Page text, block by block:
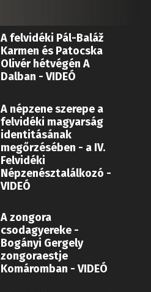
A felvidéki Pál-Baláž
Karmen és Patocska
Olivér hétvégén A
Dalban - VIDEÓ
A népzene szerepe a
felvidéki magyarság
identitásának
megőrzésében - a IV.
Felvidéki
Népzenésztalálkozó -
VIDEÓ
A zongora
csodagyereke -
Bogányi Gergely
zongoraestje
Komáromban - VIDEÓ